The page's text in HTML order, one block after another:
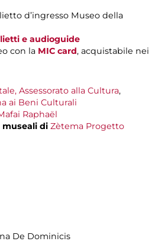
d’ingresso Museo della
e audioguide
con la MIC card, acquistabile nei
Assessorato alla Cultura,
ai Beni Culturali
Raphaël
museali di Zètema Progetto
De Dominicis